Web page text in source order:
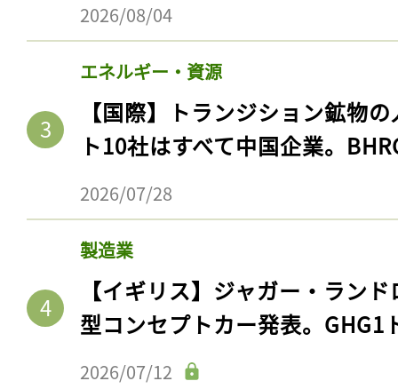
2026/08/04
エネルギー・資源
【国際】トランジション鉱物
ト10社はすべて中国企業。
2026/07/28
製造業
【イギリス】ジャガー・ラン
型コンセプトカー発表。GHG1
2026/07/12